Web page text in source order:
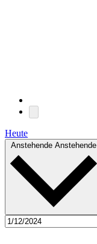
Heute
Anstehende Anstehende